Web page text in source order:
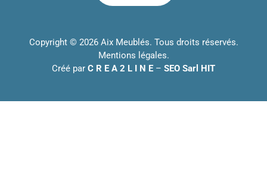
Copyright © 2026 Aix Meublés. Tous droits réservés.
Mentions légales.
Créé par C R E A 2 L I N E – SEO Sarl HIT